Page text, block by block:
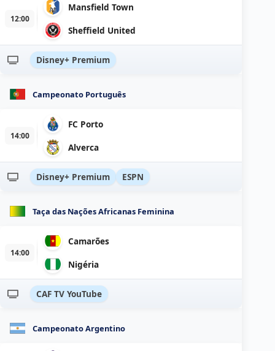
12:00
Mansfield Town
Sheffield United
Disney+ Premium
Campeonato Português
14:00
FC Porto
Alverca
Disney+ Premium ESPN
Taça das Nações Africanas Feminina
14:00
Camarões
Nigéria
CAF TV YouTube
Campeonato Argentino